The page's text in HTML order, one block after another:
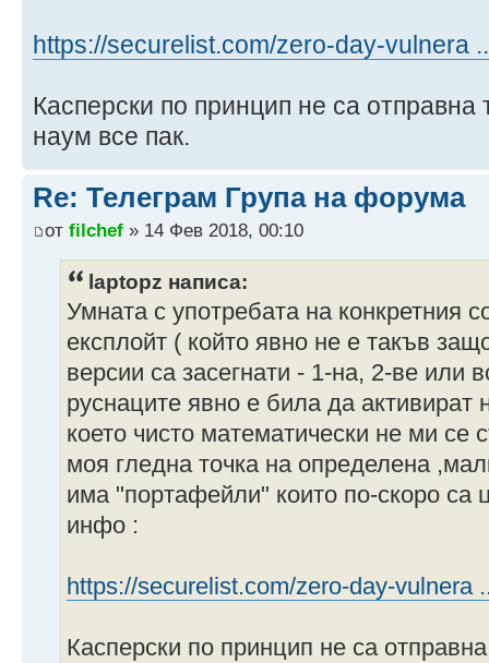
https://securelist.com/zero-day-vulnera
Касперски по принцип не са
наум все пак.
Re: Телеграм Група на форума
от filchef » 14 Фев 2018, 00:10
laptopz написа:
Умната с употребата на конкретния
експлойт ( който явно не е такъв
версии са засегнати - 1-на, 2-ве или
руснаците явно е била да активират
което чисто математически не ми се
моя гледна точка на определена
има "портафейли" които по-скоро са
инфо :
https://securelist.com/zero-day-vulnera
Касперски по принцип не са